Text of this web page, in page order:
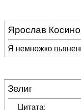
Ярослав
Я немножко
Зелиг
Цитата: